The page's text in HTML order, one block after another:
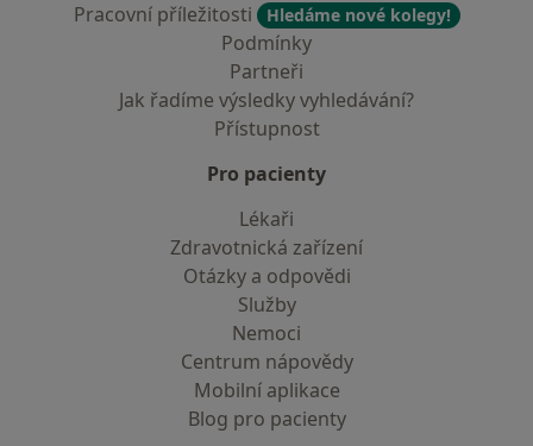
Pracovní příležitosti
Hledáme nové kolegy!
Podmínky
Partneři
Jak řadíme výsledky vyhledávání?
Přístupnost
Pro pacienty
Lékaři
Zdravotnická zařízení
Otázky a odpovědi
Služby
Nemoci
Centrum nápovědy
Mobilní aplikace
Blog pro pacienty